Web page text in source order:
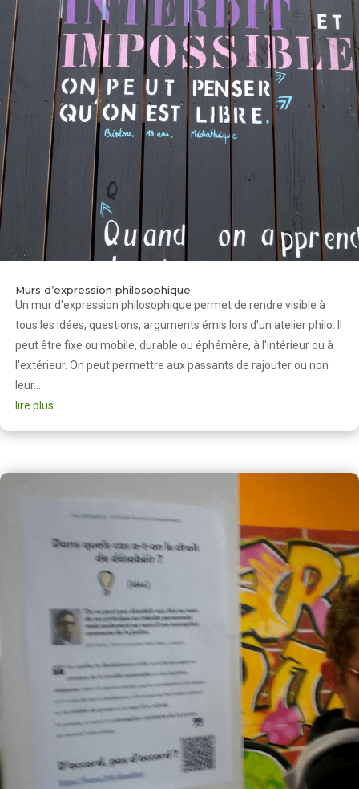
Murs d’expression philosophique
Un mur d'expression philosophique permet de rendre visible à
tous les idées, questions, arguments émis lors d'un atelier philo. Il
peut être fixe ou mobile, durable ou éphémère, à l'intérieur ou à
l'extérieur. On peut permettre aux passants de rajouter ou non
leur...
lire plus